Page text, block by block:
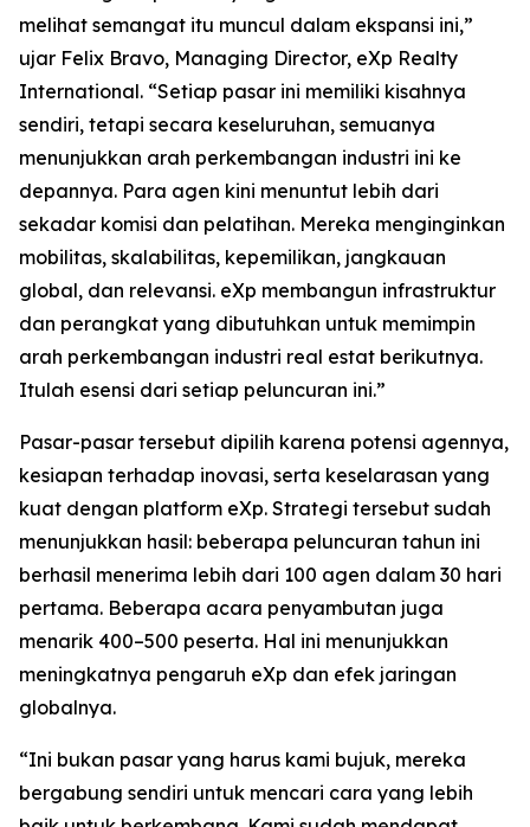
melihat semangat itu muncul dalam ekspansi ini,”
ujar Felix Bravo, Managing Director, eXp Realty
International. “Setiap pasar ini memiliki kisahnya
sendiri, tetapi secara keseluruhan, semuanya
menunjukkan arah perkembangan industri ini ke
depannya. Para agen kini menuntut lebih dari
sekadar komisi dan pelatihan. Mereka menginginkan
mobilitas, skalabilitas, kepemilikan, jangkauan
global, dan relevansi. eXp membangun infrastruktur
dan perangkat yang dibutuhkan untuk memimpin
arah perkembangan industri real estat berikutnya.
Itulah esensi dari setiap peluncuran ini.”
Pasar-pasar tersebut dipilih karena potensi agennya,
kesiapan terhadap inovasi, serta keselarasan yang
kuat dengan platform eXp. Strategi tersebut sudah
menunjukkan hasil: beberapa peluncuran tahun ini
berhasil menerima lebih dari 100 agen dalam 30 hari
pertama. Beberapa acara penyambutan juga
menarik 400–500 peserta. Hal ini menunjukkan
meningkatnya pengaruh eXp dan efek jaringan
globalnya.
“Ini bukan pasar yang harus kami bujuk, mereka
bergabung sendiri untuk mencari cara yang lebih